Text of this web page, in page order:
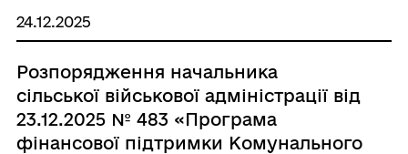
24.12.2025
Розпорядження начальника
сільської військової адміністрації від
23.12.2025 № 483 «Програма
фінансової підтримки Комунального